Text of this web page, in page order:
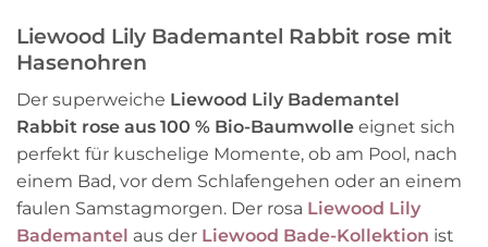
Liewood Lily Bademantel Rabbit rose mit
Hasenohren
Der superweiche Liewood Lily Bademantel
Rabbit rose aus 100 % Bio-Baumwolle eignet sich
perfekt für kuschelige Momente, ob am Pool, nach
einem Bad, vor dem Schlafengehen oder an einem
faulen Samstagmorgen. Der rosa Liewood Lily
Bademantel aus der Liewood Bade-Kollektion ist